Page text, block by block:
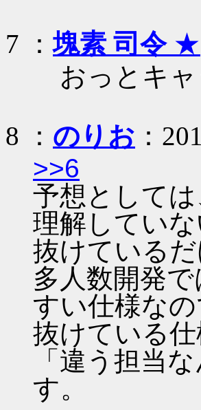
7 ：塊素 司令★
おっとキャ
8 ： のりお ：
>>6
予想として
理解してい
抜けている
多人数開発
すい仕様なの
抜けている
「違う担当
す。